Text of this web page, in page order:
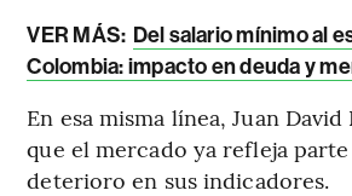
VER MÁS: Del salario mínimo al
Colombia: impacto en deuda y
En esa misma línea, Juan
que el mercado ya refleja parte
deterioro en sus indicadores.